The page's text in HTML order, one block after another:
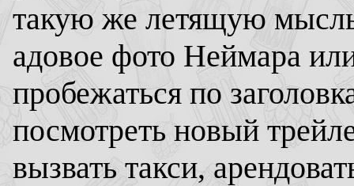
такую же летящую
адовое фото Неймара
пробежаться по
посмотреть новый
вызвать такси,